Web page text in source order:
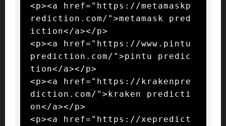
<p><a href="https://metamaskp
rediction.com/">metamask pred
iction</a></p>
<p><a href="https://www.pintu
prediction.com/">pintu predic
tion</a></p>
<p><a href="https://krakenpre
diction.com/">kraken predicti
on</a></p>
<p><a href="https://xepredict